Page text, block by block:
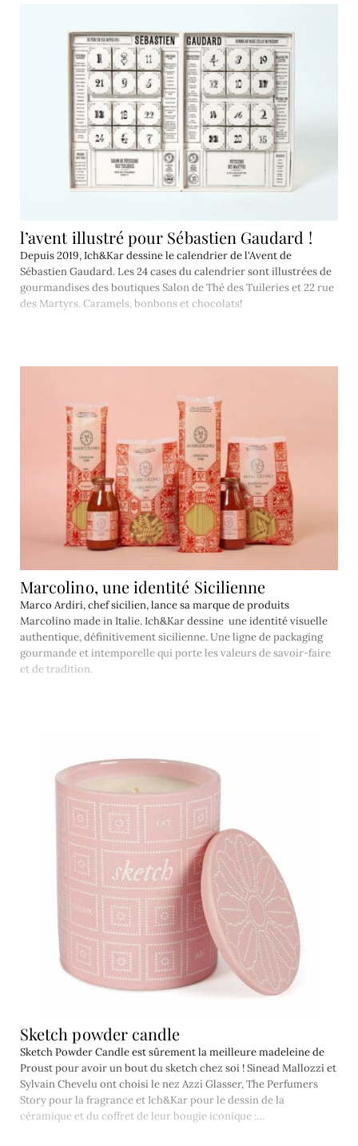
l’avent illustré pour Sébastien Gaudard !
Depuis 2019, Ich&Kar dessine le calendrier de l'Avent de
Sébastien Gaudard. Les 24 cases du calendrier sont illustrées de
gourmandises des boutiques Salon de Thé des Tuileries et 22 rue
des Martyrs. Caramels, bonbons et chocolats!
Marcolino, une identité Sicilienne
Marco Ardiri, chef sicilien, lance sa marque de produits
Marcolino made in Italie. Ich&Kar dessine une identité visuelle
authentique, définitivement sicilienne. Une ligne de packaging
gourmande et intemporelle qui porte les valeurs de savoir-faire
et de tradition.
Sketch powder candle
Sketch Powder Candle est sûrement la meilleure madeleine de
Proust pour avoir un bout du sketch chez soi ! Sinead Mallozzi et
Sylvain Chevelu ont choisi le nez Azzi Glasser, The Perfumers
Story pour la fragrance et Ich&Kar pour le dessin de la
céramique et du coffret de leur bougie iconique :…